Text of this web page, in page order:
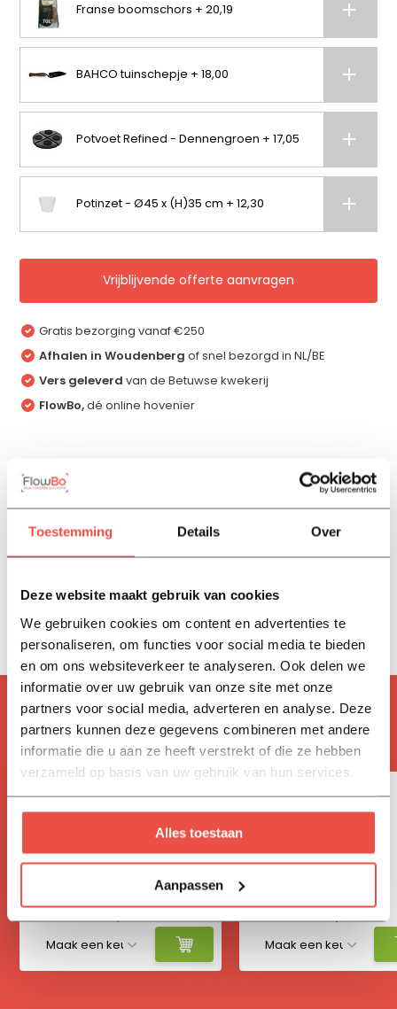
Toestemming Details Over
Deze website maakt gebruik van cookies
We gebruiken cookies om content en advertenties te
personaliseren, om functies voor social media te bieden
en om ons websiteverkeer te analyseren. Ook delen we
informatie over uw gebruik van onze site met onze
partners voor social media, adverteren en analyse. Deze
partners kunnen deze gegevens combineren met andere
informatie die u aan ze heeft verstrekt of die ze hebben
verzameld op basis van uw gebruik van hun services.
Alles toestaan
Aanpassen
Franse boomschors + 20,19
BAHCO tuinschepje + 18,00
Potvoet Refined - Dennengroen + 17,05
Potinzet - Ø45 x (H)35 cm + 12,30
Vrijblijvende offerte aanvragen
Gratis bezorging vanaf €250
Afhalen in Woudenberg of snel bezorgd in NL/BE
Vers geleverd van de Betuwse kwekerij
FlowBo,dé online hovenier
Productomschrijving
Specificaties
Delen
ACCESSOIRES
Handig om mee te bestellen
17,05 12,30